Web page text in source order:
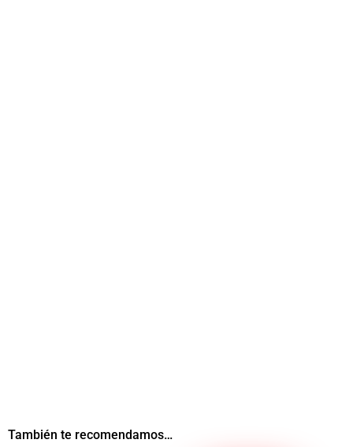
También te recomendamos…